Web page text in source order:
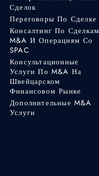
Сделок
Переговоры По Сделке
Консалтинг По Сделкам
M&A И Операциям Со
SPAC
Консультационные
Услуги По M&A На
Швейцарском
Финансовом Рынке
Дополнительные M&A
Услуги